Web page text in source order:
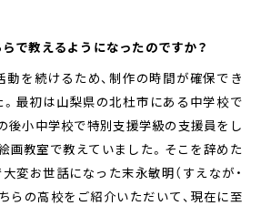
らで教えるようになったのですか？
動を続けるため、制作の時間が確保でき
最初は山梨県の北杜市にある中学校で
後小中学校で特別支援学級の支援員をし
画教室で教えていました。そこを辞めた
変お世話になった末永敏明（すえなが・
らの高校をご紹介いただいて、現在に至